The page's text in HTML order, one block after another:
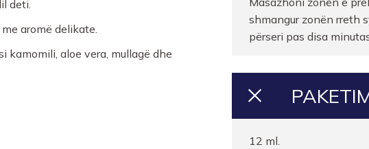
FARMACI ELIDA CALI
FARMACI ALMA QIRKO
FARMACI PRANVERA
deti.
aromë delikate.
kamomili, aloe vera, mullagë dhe
shmangur zonën rreth
përseri pas disa
12 ml.